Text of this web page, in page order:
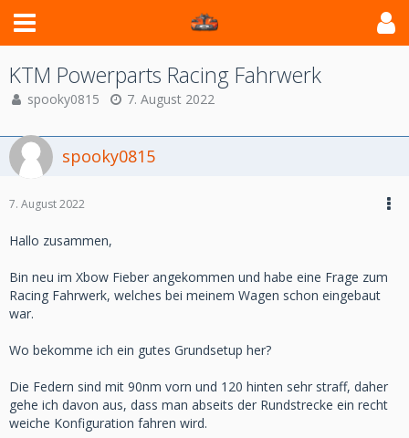
KTM Powerparts Racing Fahrwerk
spooky0815 7. August 2022
spooky0815
7. August 2022
Hallo zusammen,
Bin neu im Xbow Fieber angekommen und habe eine Frage zum
Racing Fahrwerk, welches bei meinem Wagen schon eingebaut
war.
Wo bekomme ich ein gutes Grundsetup her?
Die Federn sind mit 90nm vorn und 120 hinten sehr straff, daher
gehe ich davon aus, dass man abseits der Rundstrecke ein recht
weiche Konfiguration fahren wird.